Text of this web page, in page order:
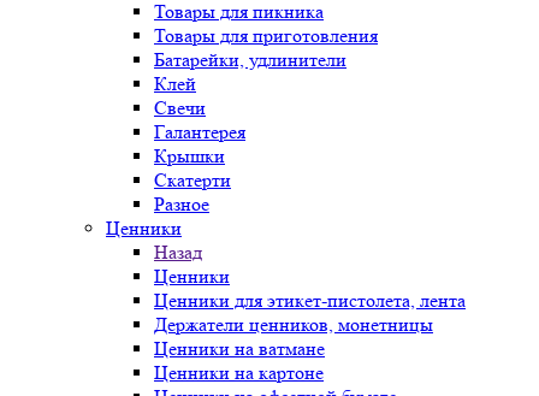
Товары для пикника
Товары для приготовления
Батарейки, удлинители
Клей
Свечи
Галантерея
Крышки
Скатерти
Разное
Ценники
Назад
Ценники
Ценники для этикет-пистолета, лента
Держатели ценников, монетницы
Ценники на ватмане
Ценники на картоне